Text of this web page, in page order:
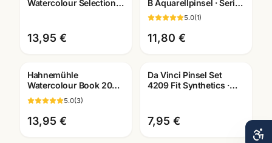
Watercolour Selection
Mannheim
13,95 €
B Aquarellpinsel · Serie
5530 · Künstlerbedarf
Mannheim
5.0(1)
11,80 €
Hahnemühle
Watercolour Book 200g
· 60 Seiten · A4/A5/A6 ·
Aquarellbuch
Mannheim
5.0(3)
13,95 €
Da Vinci Pinsel Set
4209 Fit Synthetics ·
7,95 €